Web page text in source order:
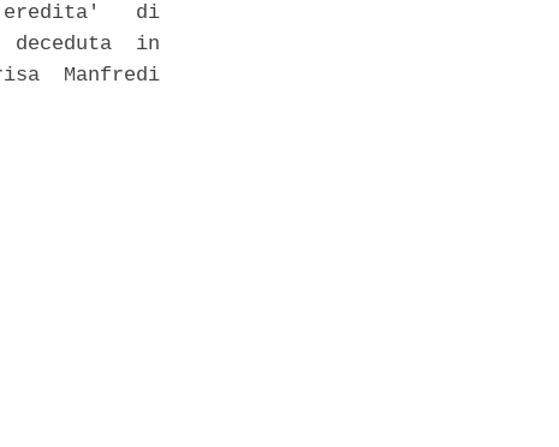
di
in
Manfredi